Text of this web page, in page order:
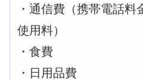
・通信費（携帯電話料
使用料）
・食費
・日用品費